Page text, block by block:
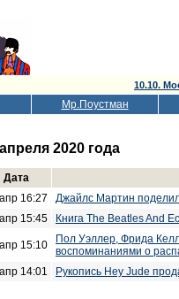
10.10.
Мр.Поустман
2020 года
Дата
16:27
Джайлс Мартин
15:45
Книга The Beatles And
15:10
Пол Уэллер, Фрида
воспоминаниями о
14:01
Рукопись Hey Jude